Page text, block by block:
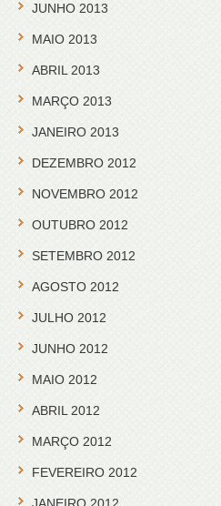
JUNHO 2013
MAIO 2013
ABRIL 2013
MARÇO 2013
JANEIRO 2013
DEZEMBRO 2012
NOVEMBRO 2012
OUTUBRO 2012
SETEMBRO 2012
AGOSTO 2012
JULHO 2012
JUNHO 2012
MAIO 2012
ABRIL 2012
MARÇO 2012
FEVEREIRO 2012